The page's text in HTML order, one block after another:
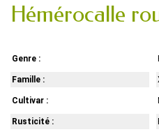
Hémérocalle
Genre :
Famille :
Cultivar :
Rusticité :